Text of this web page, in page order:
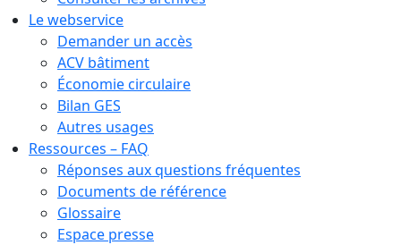
Le webservice
Demander un accès
ACV bâtiment
Économie circulaire
Bilan GES
Autres usages
Ressources – FAQ
Réponses aux questions fréquentes
Documents de référence
Glossaire
Espace presse